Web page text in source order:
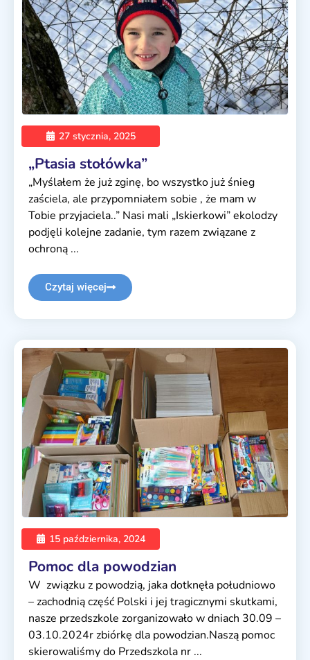
27 stycznia, 2025
„Ptasia stołówka”
„Myślałem że już zginę, bo wszystko już śnieg
zaściela, ale przypomniałem sobie , że mam w
Tobie przyjaciela..” Nasi mali „Iskierkowi” ekolodzy
podjęli kolejne zadanie, tym razem związane z
ochroną ...
Czytaj więcej
15 października, 2024
Pomoc dla powodzian
W związku z powodzią, jaka dotknęła południowo
– zachodnią część Polski i jej tragicznymi skutkami,
nasze przedszkole zorganizowało w dniach 30.09 –
03.10.2024r zbiórkę dla powodzian.Naszą pomoc
skierowaliśmy do Przedszkola nr ...